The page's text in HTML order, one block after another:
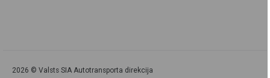
2026 © Valsts SIA Autotransporta direkcija